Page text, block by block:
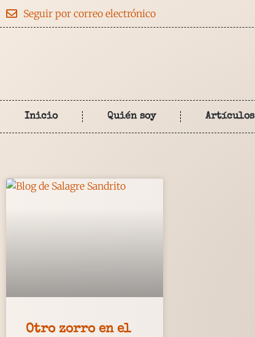
Seguir por correo electrónico
Inicio Quién soy Artículos
Otro zorro en el